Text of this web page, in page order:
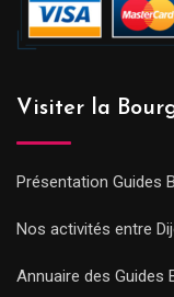
Visiter la
Présentation Guides
Nos activités entre
Annuaire des Guides